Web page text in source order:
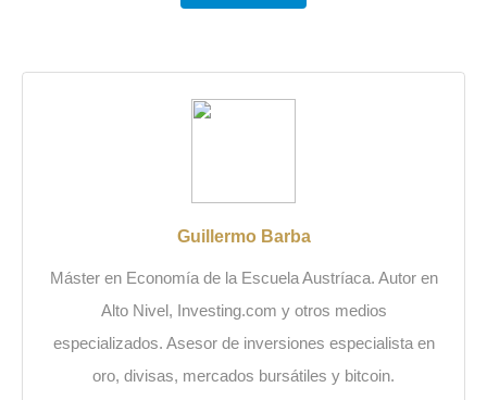
Guillermo Barba
Máster en Economía de la Escuela Austríaca. Autor en
Alto Nivel, Investing.com y otros medios
especializados. Asesor de inversiones especialista en
oro, divisas, mercados bursátiles y bitcoin.